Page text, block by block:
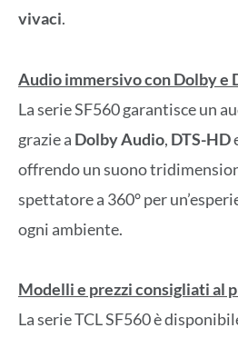
vivaci.
Audio immersivo con Dolby e
La serie SF560 garantisce un
grazie a Dolby Audio, DTS-HD
offrendo un suono
spettatore a 360° per
ogni ambiente.
Modelli e prezzi consigliati al
La serie TCL SF560 è